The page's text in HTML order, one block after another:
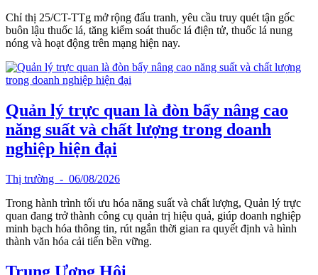
Chỉ thị 25/CT-TTg mở rộng đấu tranh, yêu cầu truy quét tận gốc
buôn lậu thuốc lá, tăng kiểm soát thuốc lá điện tử, thuốc lá nung
nóng và hoạt động trên mạng hiện nay.
Quản lý trực quan là đòn bẩy nâng cao
năng suất và chất lượng trong doanh
nghiệp hiện đại
Thị trường - 06/08/2026
Trong hành trình tối ưu hóa năng suất và chất lượng, Quản lý trực
quan đang trở thành công cụ quản trị hiệu quả, giúp doanh nghiệp
minh bạch hóa thông tin, rút ngắn thời gian ra quyết định và hình
thành văn hóa cải tiến bền vững.
Trung Ương Hội